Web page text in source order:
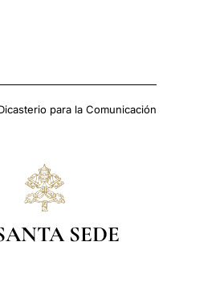
para la Comunicación
SEDE